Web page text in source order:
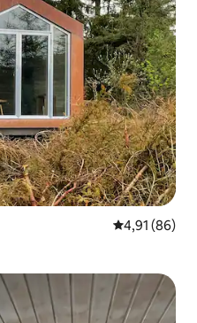
Середня
4,91 (86)